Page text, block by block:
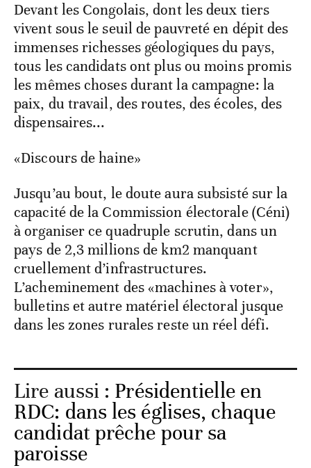
Devant les Congolais, dont les deux tiers
vivent sous le seuil de pauvreté en dépit des
immenses richesses géologiques du pays,
tous les candidats ont plus ou moins promis
les mêmes choses durant la campagne: la
paix, du travail, des routes, des écoles, des
dispensaires...
«Discours de haine»
Jusqu’au bout, le doute aura subsisté sur la
capacité de la Commission électorale (Céni)
à organiser ce quadruple scrutin, dans un
pays de 2,3 millions de km2 manquant
cruellement d’infrastructures.
L’acheminement des «machines à voter»,
bulletins et autre matériel électoral jusque
dans les zones rurales reste un réel défi.
Lire aussi : Présidentielle en
RDC: dans les églises, chaque
candidat prêche pour sa
paroisse